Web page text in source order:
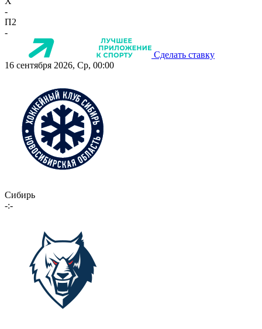
-
П2
-
Сделать ставку
16 сентября 2026, Ср, 00:00
Сибирь
-:-